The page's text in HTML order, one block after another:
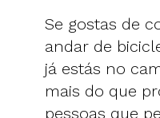
Se gostas de
andar de
já estás no
mais do que
pessoas que